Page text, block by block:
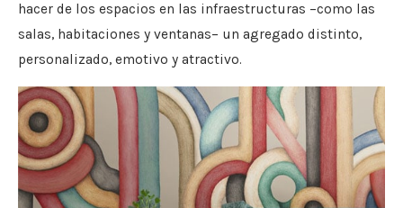
hacer de los espacios en las infraestructuras –como las
salas, habitaciones y ventanas– un agregado distinto,
personalizado, emotivo y atractivo.